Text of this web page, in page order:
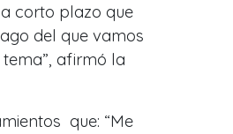
corto plazo que
del que vamos
afirmó la
que: “Me